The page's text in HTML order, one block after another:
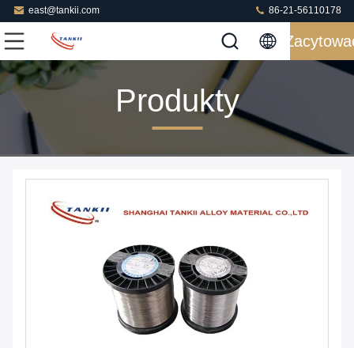
east@tankii.com 86-21-56110178
Produkty